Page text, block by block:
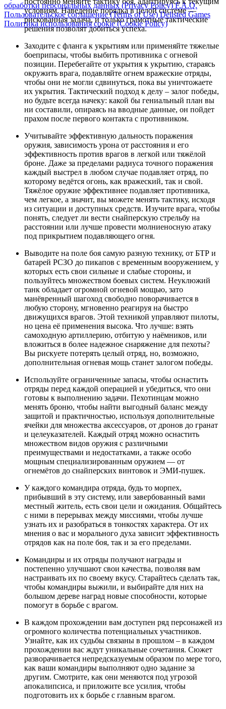
условиям. Наведение порядка в целой системе —
рискованная задача, и только грамотные тактические
решения позволят добиться успеха.
Заходите с фланга к укрытиям или применяйте тяжелые
боеприпасы, чтобы выбить противника с огневой
позиции. Перебегайте от укрытия к укрытию, стараясь
окружить врага, подавляйте огнем вражеские отряды,
чтобы они не могли сдвинуться, пока вы уничтожаете
их укрытия. Тактический подход к делу – залог победы,
но будьте всегда начеку: какой бы гениальный план вы
ни составили, опираясь на вводные данные, он пойдет
прахом после первого контакта с противником.
Учитывайте эффективную дальность поражения
оружия, зависимость урона от расстояния и его
эффективность против врагов в легкой или тяжёлой
броне. Даже за пределами радиуса точного поражения
каждый выстрел в любом случае подавляет отряд, по
которому ведётся огонь, как вражеский, так и свой.
Тяжёлое оружие эффективнее подавляет противника,
чем легкое, а значит, вы можете менять тактику, исходя
из ситуации и доступных средств. Изучите врага, чтобы
понять, следует ли вести снайперскую стрельбу на
расстоянии или лучше провести молниеносную атаку
под прикрытием подавляющего огня.
Выводите на поле боя самую разную технику, от БТР и
батарей РСЗО до пикапов с временным вооружением, у
которых есть свои сильные и слабые стороны, и
пользуйтесь множеством боевых систем. Неуклюжий
танк обладает огромной огневой мощью, зато
манёвренный шагоход свободно поворачивается в
любую сторону, мгновенно реагируя на быстро
движущихся врагов. Этой техникой управляют пилоты,
но цена её применения высока. Что лучше: взять
самоходную артиллерию, отбитую у наёмников, или
вложиться в более надежное снаряжение для пехоты?
Вы рискуете потерять целый отряд, но, возможно,
дополнительная огневая мощь станет залогом победы.
Используйте ограниченные запасы, чтобы оснастить
отряды перед каждой операцией и убедиться, что они
готовы к выполнению задачи. Пехотинцам можно
менять броню, чтобы найти выгодный баланс между
защитой и практичностью, используя дополнительные
ячейки для множества аксессуаров, от дронов до гранат
и целеуказателей. Каждый отряд можно оснастить
множеством видов оружия с различными
преимуществами и недостатками, а также особо
мощным специализированным оружием — от
огнемётов до снайперских винтовок и ЭМИ-пушек.
У каждого командира отряда, будь то морпех,
прибывший в эту систему, или завербованный вами
местный житель, есть свои цели и ожидания. Общайтесь
с ними в перерывах между миссиями, чтобы лучше
узнать их и разобраться в тонкостях характера. От их
мнения о вас и морального духа зависит эффективность
отрядов как на поле боя, так и за его пределами.
Командиры и их отряды получают награды и
постепенно улучшают свои качества, позволяя вам
настраивать их по своему вкусу. Старайтесь сделать так,
чтобы командиры выжили, и выбирайте для них на
большом дереве наград новые способности, которые
помогут в борьбе с врагом.
В каждом прохождении вам доступен ряд персонажей из
огромного количества потенциальных участников.
Узнайте, как их судьбы связаны в прошлом – в каждом
прохождении вас ждут уникальные сочетания. Сюжет
разворачивается непредсказуемым образом по мере того,
как ваши командиры выполняют одно задание за
другим. Смотрите, как они меняются под угрозой
апокалипсиса, и приложите все усилия, чтобы
подготовить их к борьбе с главным врагом.
обработки персональных данных (Privacy Policy) F.A.Q.
Пользовательское соглашение (Terms of Use) Delisted Games
Политика использования cookie (Cookie Policy)